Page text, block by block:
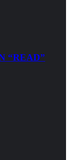
“READ”